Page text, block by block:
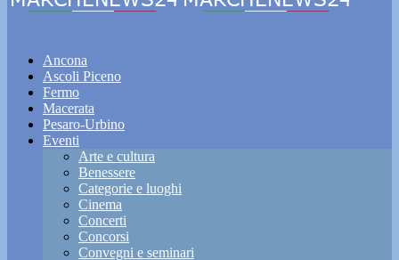
Ancona
Ascoli Piceno
Fermo
Macerata
Pesaro-Urbino
Eventi
Arte e cultura
Benessere
Categorie e luoghi
Cinema
Concerti
Concorsi
Convegni e seminari